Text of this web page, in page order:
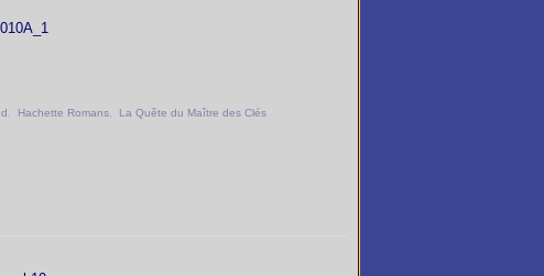
Hachette Romans La Quête du Maître des Clés